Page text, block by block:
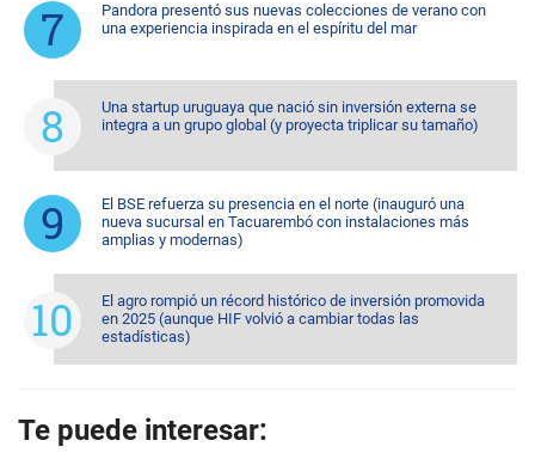
Pandora presentó sus nuevas colecciones de verano con
una experiencia inspirada en el espíritu del mar
Una startup uruguaya que nació sin inversión externa se
integra a un grupo global (y proyecta triplicar su tamaño)
El BSE refuerza su presencia en el norte (inauguró una
nueva sucursal en Tacuarembó con instalaciones más
amplias y modernas)
El agro rompió un récord histórico de inversión promovida
en 2025 (aunque HIF volvió a cambiar todas las
estadísticas)
Te puede interesar: